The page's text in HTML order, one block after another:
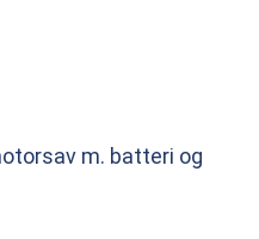
m. batteri og